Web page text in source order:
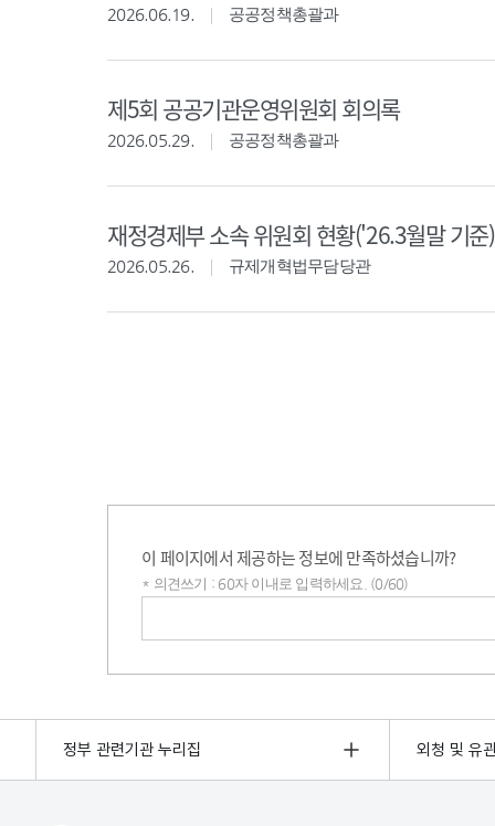
2026.06.19. 공공정책총괄과
제5회 공공기관운영위원회 회의록
2026.05.29. 공공정책총괄과
재정경제부 소속 위원회 현황('26.3월말 기준)
2026.05.26. 규제개혁법무담당관
이 페이지에서 제공하는 정보에 만족하셨습니까?
* 의견쓰기 : 60자 이내로 입력하세요. (0/60)
정부 관련기관 누리집 외청 및 유